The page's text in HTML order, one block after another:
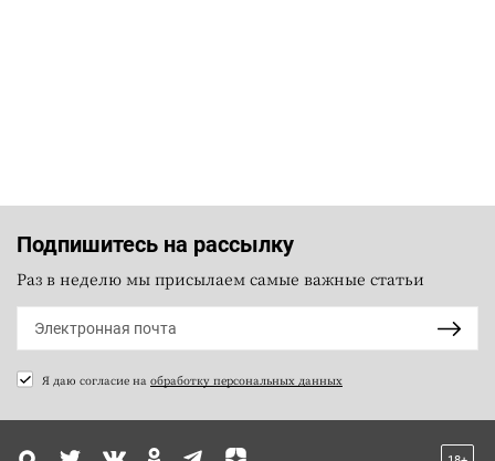
Подпишитесь на рассылку
Раз в неделю мы присылаем самые важные статьи
Я даю согласие на обработку персональных данных